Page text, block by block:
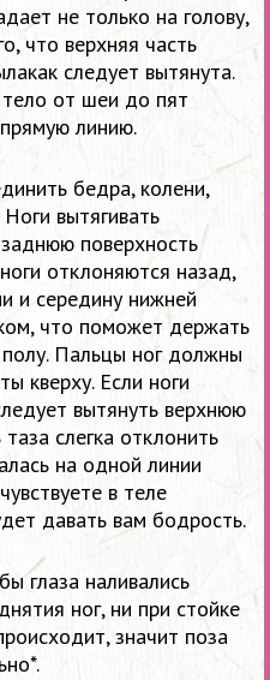
не только на голову,
что верхняя часть
следует вытянута.
тело от шеи до пят
линию.
бедра, колени,
вытягивать
поверхность
отклоняются назад,
и середину нижней
что поможет держать
Пальцы ног должны
кверху. Если ноги
вытянуть верхнюю
слегка отклонить
на одной линии
в теле
давать вам бодрость.
глаза наливались
ног, ни при стойке
значит поза